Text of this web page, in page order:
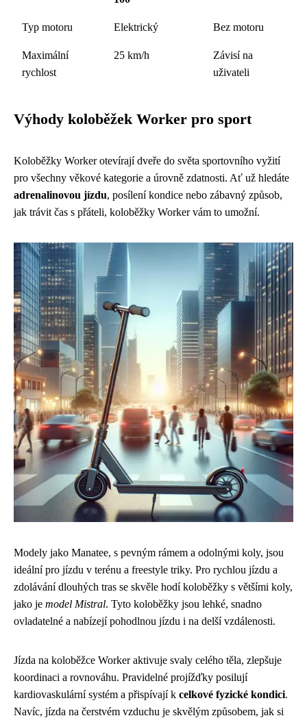
Typ motoru Elektrický Bez motoru
Maximální
rychlost
25 km/h
Závisí na
uživateli
Výhody koloběžek Worker pro sport
Koloběžky Worker otevírají dveře do světa sportovního vyžití
pro všechny věkové kategorie a úrovně zdatnosti. Ať už hledáte
adrenalinovou jízdu, posílení kondice nebo zábavný způsob,
jak trávit čas s přáteli, koloběžky Worker vám to umožní.
Modely jako Manatee, s pevným rámem a odolnými koly, jsou
ideální pro jízdu v terénu a freestyle triky. Pro rychlou jízdu a
zdolávání dlouhých tras se skvěle hodí koloběžky s většími koly,
jako je model Mistral. Tyto koloběžky jsou lehké, snadno
ovladatelné a nabízejí pohodlnou jízdu i na delší vzdálenosti.
Jízda na koloběžce Worker aktivuje svaly celého těla, zlepšuje
koordinaci a rovnováhu. Pravidelné projížďky posilují
kardiovaskulární systém a přispívají k celkové fyzické kondici.
Navíc, jízda na čerstvém vzduchu je skvělým způsobem, jak si